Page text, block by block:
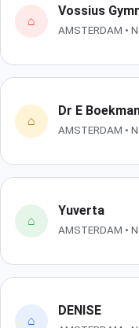
⌂
Vossius
AMSTERDAM •
⌂
Dr E
AMSTERDAM •
⌂
Yuverta
AMSTERDAM •
⌂
DENISE